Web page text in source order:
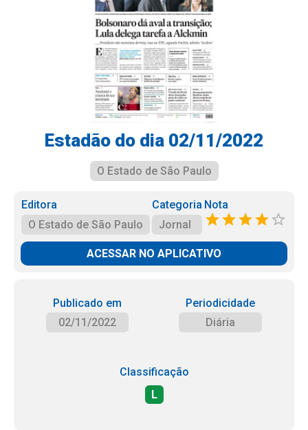
Estadão do dia 02/11/2022
O Estado de São Paulo
Editora
O Estado de São Paulo
Categoria
Jornal
Nota
ACESSAR NO APLICATIVO
Publicado em
02/11/2022
Periodicidade
Diária
Classificação
L